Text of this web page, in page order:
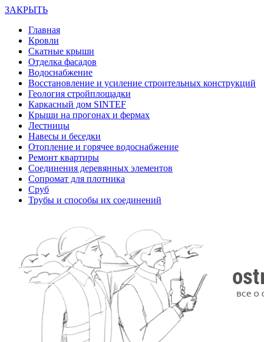
ЗАКРЫТЬ
Главная
Кровли
Скатные крыши
Отделка фасадов
Водоснабжение
Восстановление и усиление строительных конструкций
Геология стройплощадки
Каркасный дом SINTEF
Крыши на прогонах и фермах
Лестницы
Навесы и беседки
Отопление и горячее водоснабжение
Ремонт квартиры
Соединения деревянных элементов
Сопромат для плотника
Сруб
Трубы и способы их соединений